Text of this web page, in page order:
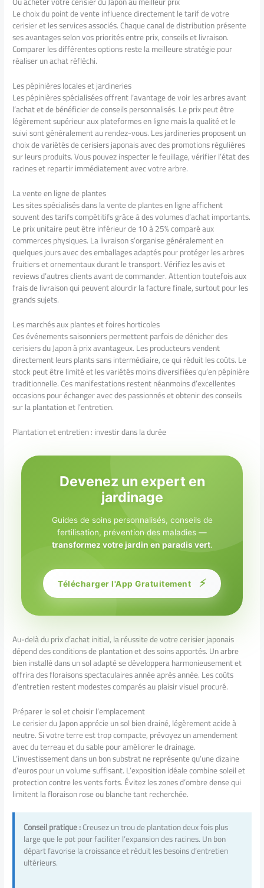
Le choix du point de vente influence directement le tarif de votre
cerisier et les services associés. Chaque canal de distribution présente
ses avantages selon vos priorités entre prix, conseils et livraison.
Comparer les différentes options reste la meilleure stratégie pour
réaliser un achat réfléchi.
Les pépinières locales et jardineries
Les pépinières spécialisées offrent l’avantage de voir les arbres avant
l’achat et de bénéficier de conseils personnalisés. Le prix peut être
légèrement supérieur aux plateformes en ligne mais la qualité et le
suivi sont généralement au rendez-vous. Les jardineries proposent un
choix de variétés de cerisiers japonais avec des promotions régulières
sur leurs produits. Vous pouvez inspecter le feuillage, vérifier l’état des
racines et repartir immédiatement avec votre arbre.
La vente en ligne de plantes
Les sites spécialisés dans la vente de plantes en ligne affichent
souvent des tarifs compétitifs grâce à des volumes d’achat importants.
Le prix unitaire peut être inférieur de 10 à 25% comparé aux
commerces physiques. La livraison s’organise généralement en
quelques jours avec des emballages adaptés pour protéger les arbres
fruitiers et ornementaux durant le transport. Vérifiez les avis et
reviews d’autres clients avant de commander. Attention toutefois aux
frais de livraison qui peuvent alourdir la facture finale, surtout pour les
grands sujets.
Les marchés aux plantes et foires horticoles
Ces événements saisonniers permettent parfois de dénicher des
cerisiers du Japon à prix avantageux. Les producteurs vendent
directement leurs plants sans intermédiaire, ce qui réduit les coûts. Le
stock peut être limité et les variétés moins diversifiées qu’en pépinière
traditionnelle. Ces manifestations restent néanmoins d’excellentes
occasions pour échanger avec des passionnés et obtenir des conseils
sur la plantation et l’entretien.
Plantation et entretien : investir dans la durée
Devenez un expert en
jardinage
Guides de soins personnalisés, conseils de
fertilisation, prévention des maladies —
transformez votre jardin en paradis vert.
Télécharger l'App Gratuitement ⚡
Au-delà du prix d’achat initial, la réussite de votre cerisier japonais
dépend des conditions de plantation et des soins apportés. Un arbre
bien installé dans un sol adapté se développera harmonieusement et
offrira des floraisons spectaculaires année après année. Les coûts
d’entretien restent modestes comparés au plaisir visuel procuré.
Préparer le sol et choisir l’emplacement
Le cerisier du Japon apprécie un sol bien drainé, légèrement acide à
neutre. Si votre terre est trop compacte, prévoyez un amendement
avec du terreau et du sable pour améliorer le drainage.
L’investissement dans un bon substrat ne représente qu’une dizaine
d’euros pour un volume suffisant. L’exposition idéale combine soleil et
protection contre les vents forts. Évitez les zones d’ombre dense qui
limitent la floraison rose ou blanche tant recherchée.
Conseil pratique :Creusez un trou de plantation deux fois plus
large que le pot pour faciliter l’expansion des racines. Un bon
départ favorise la croissance et réduit les besoins d’entretien
ultérieurs.